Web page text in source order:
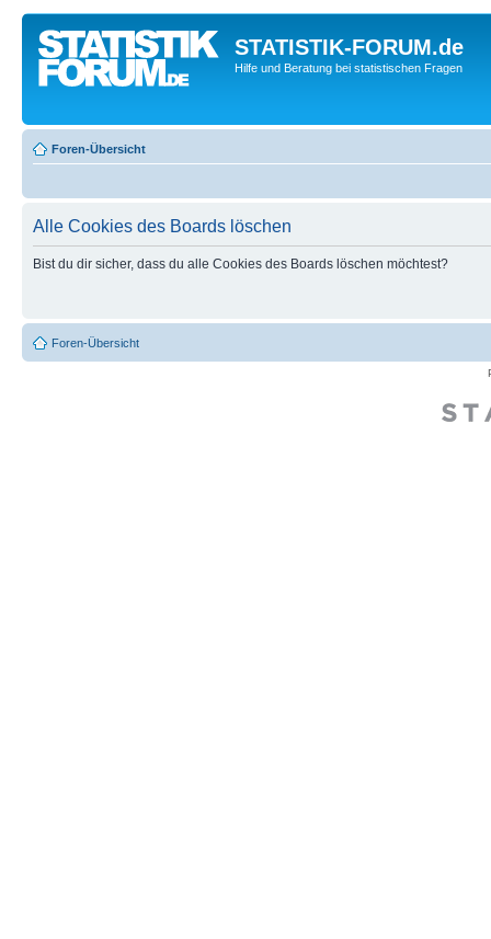
STATISTIK-FORUM.de
Hilfe und Beratung bei statistischen Fragen
Foren-Übersicht
Alle Cookies des Boards löschen
Bist du dir sicher, dass du alle Cookies des Boards löschen möchtest?
Foren-Übersicht